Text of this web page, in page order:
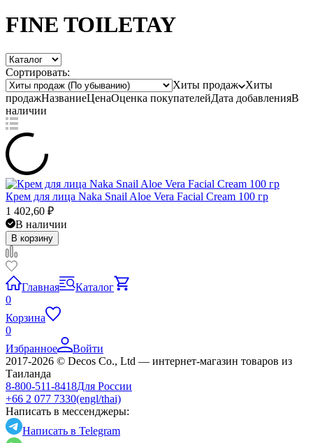
FINE TOILETAY
Сортировать:
Хиты продаж
Хиты
продажНазваниеЦенаОценка покупателейДата добавленияВ
наличии
Крем для лица Naka Snail Aloe Vera Facial Cream 100 гр
1 402,60 ₽
В наличии
В корзину
Главная
Каталог
0
Корзина
0
Избранное
Войти
2017-2026 © Decos Co., Ltd — интернет-магазин товаров из
Таиланда
8-800-511-8418Для России
+66 2 077 7330(engl/thai)
Написать в мессенджеры:
Написать в Telegram